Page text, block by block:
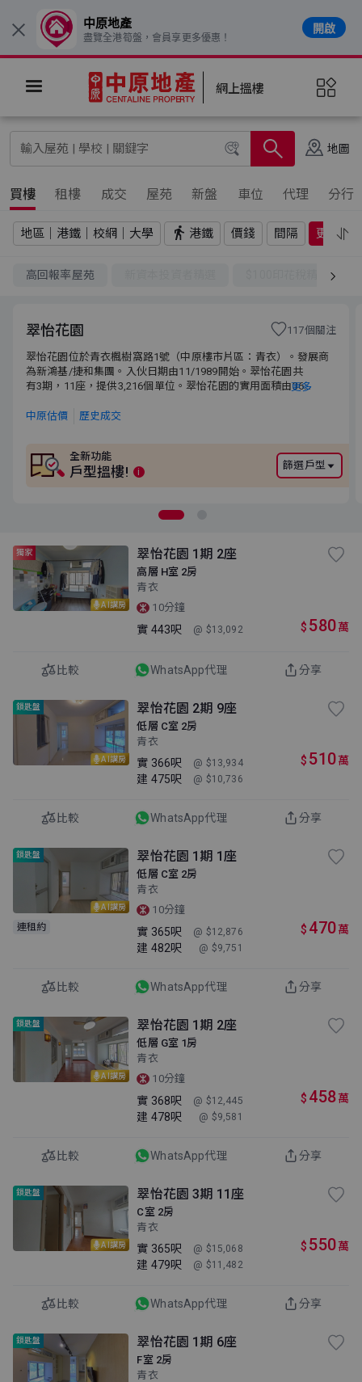
網上搵樓
地圖
買樓 租樓 成交 屋苑 新盤 車位 代理 分行
地區｜港鐵｜校網｜大學 港鐵 價錢 間隔 更多
高回報率屋苑
翠怡花園 117個關注
翠怡花園位於青衣楓樹窩路1號（中原樓市片區：青衣）。發展商
為新鴻基/捷和集團。入伙日期由11/1989開始。翠怡花園共有3
期，11座，提供3,216個單位。翠怡花園的實用面積由365呎至501
翠怡花園位於青衣楓樹窩路1號（中原樓市片區：青衣）。發展商
為新鴻基/捷和集團。入伙日期由11/1989開始。翠怡花園共
有3期，11座，提供3,216個單位。翠怡花園的實用面積由365
青區。
更多
中原估價 歷史成交
全新功能
戶型搵樓! i
篩選戶型
AI講房
獨家 翠怡花園 1期 2座
高層 H室 2房
青衣
10分鐘
實 443呎 @ $13,092 $ 580萬
比較 WhatsApp代理 分享
AI講房
鎖匙盤 翠怡花園 2期 9座
低層 C室 2房
青衣
實 366呎 @ $13,934
建 475呎 @ $10,736
$ 510萬
比較 WhatsApp代理 分享
AI講房
鎖匙盤
連租約
翠怡花園 1期 1座
低層 C室 2房
青衣
10分鐘
實 365呎 @ $12,876
建 482呎 @ $9,751
$ 470萬
比較 WhatsApp代理 分享
AI講房
鎖匙盤 翠怡花園 1期 2座
低層 G室 1房
青衣
10分鐘
實 368呎 @ $12,445
建 478呎 @ $9,581
$ 458萬
比較 WhatsApp代理 分享
AI講房
鎖匙盤 翠怡花園 3期 11座
C室 2房
青衣
實 365呎 @ $15,068
建 479呎 @ $11,482
$ 550萬
比較 WhatsApp代理 分享
鎖匙盤 翠怡花園 1期 6座
F室 2房
青衣
× 中原地產
盡覽全港筍盤，會員享更多優惠！
開啟